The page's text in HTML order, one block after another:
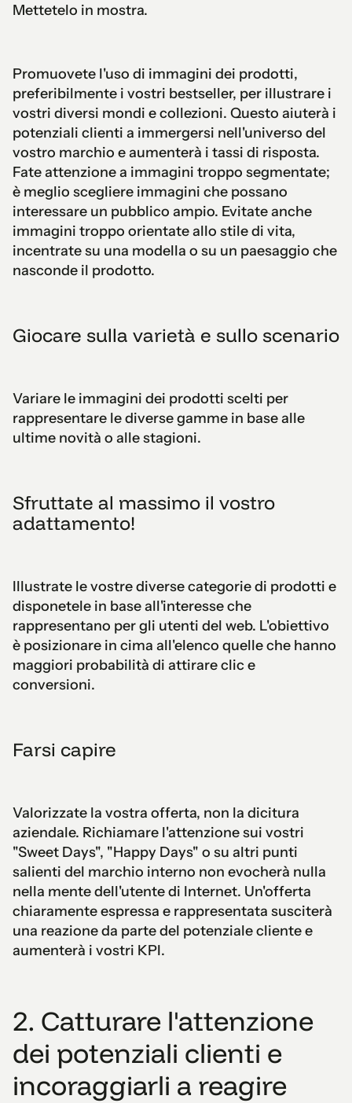
Mettetelo in mostra.
Promuovete l'uso di immagini dei prodotti,
preferibilmente i vostri bestseller, per illustrare i
vostri diversi mondi e collezioni. Questo aiuterà i
potenziali clienti a immergersi nell'universo del
vostro marchio e aumenterà i tassi di risposta.
Fate attenzione a immagini troppo segmentate;
è meglio scegliere immagini che possano
interessare un pubblico ampio. Evitate anche
immagini troppo orientate allo stile di vita,
incentrate su una modella o su un paesaggio che
nasconde il prodotto.
Giocare sulla varietà e sullo scenario
Variare le immagini dei prodotti scelti per
rappresentare le diverse gamme in base alle
ultime novità o alle stagioni.
Sfruttate al massimo il vostro
adattamento!
Illustrate le vostre diverse categorie di prodotti e
disponetele in base all'interesse che
rappresentano per gli utenti del web. L'obiettivo
è posizionare in cima all'elenco quelle che hanno
maggiori probabilità di attirare clic e
conversioni.
Farsi capire
Valorizzate la vostra offerta, non la dicitura
aziendale. Richiamare l'attenzione sui vostri
"Sweet Days", "Happy Days" o su altri punti
salienti del marchio interno non evocherà nulla
nella mente dell'utente di Internet. Un'offerta
chiaramente espressa e rappresentata susciterà
una reazione da parte del potenziale cliente e
aumenterà i vostri KPI.
2. Catturare l'attenzione
dei potenziali clienti e
incoraggiarli a reagire